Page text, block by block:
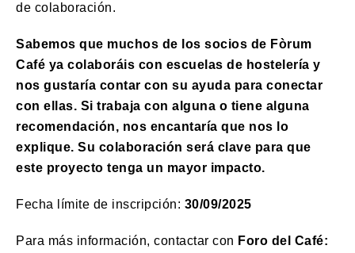
de colaboración.
Sabemos que muchos de los socios de Fòrum
Café ya colaboráis con escuelas de hostelería y
nos gustaría contar con su ayuda para conectar
con ellas. Si trabaja con alguna o tiene alguna
recomendación, nos encantaría que nos lo
explique. Su colaboración será clave para que
este proyecto tenga un mayor impacto.
Fecha límite de inscripción: 30/09/2025
Para más información, contactar con Foro del Café: